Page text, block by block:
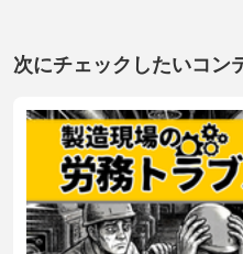
次にチェックしたいコン